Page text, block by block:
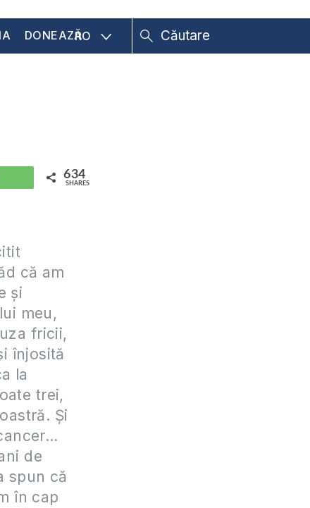
DONEAZĂRO
WhatsApp 634
SHARES
că am
și
meu,
fricii,
înjosită
la
trei,
Și
de
spun că
în cap